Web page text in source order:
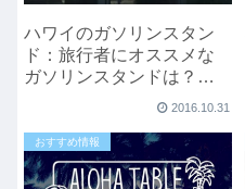
ハワイのガソリンスタン
ド：旅行者にオススメな
ガソリンスタンドは？ガ
ソリンの入れ方は？
2016.10.31
おすすめ情報